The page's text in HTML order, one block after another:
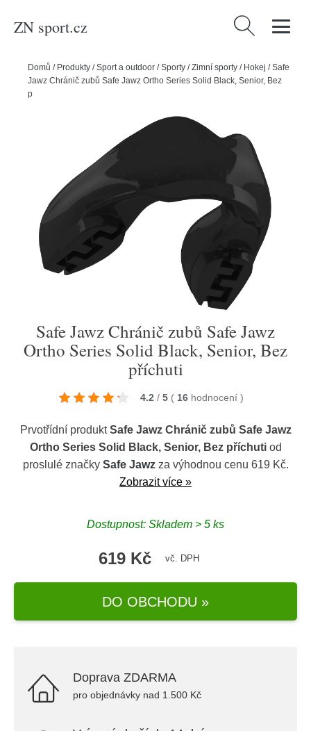
ZN sport.cz Vyhledávání
Domů / Produkty /Sport a outdoor /Sporty /Zimní sporty / Hokej /Safe
Jawz Chránič zubů Safe Jawz Ortho Series Solid Black, Senior, Bez
příchuti
Safe Jawz Chránič zubů Safe Jawz
Ortho Series Solid Black, Senior, Bez
příchuti
4.2 / 5 ( 16 hodnocení )
Prvotřídní produktSafe Jawz Chránič zubů Safe Jawz
Ortho Series Solid Black, Senior, Bez příchutiod
proslulé značky Safe Jawzza výhodnou cenu 619 Kč.
Zobrazit více »
Dostupnost: Skladem > 5 ks
619 Kč vč. DPH
DO OBCHODU »
Doprava ZDARMA
pro objednávky nad 1.500 Kč